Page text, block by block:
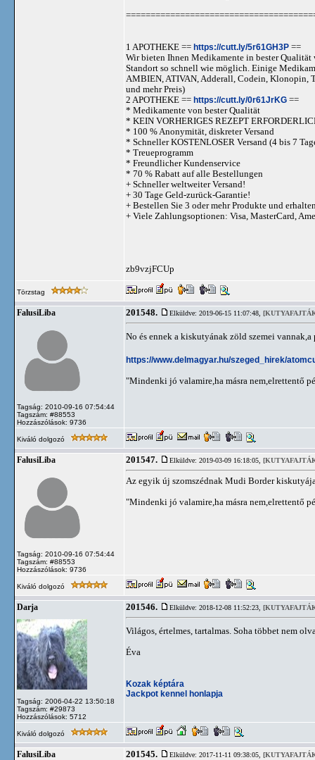
1 APOTHEKE == https://cutt.ly/5r61GH3P ==
Wir bieten Ihnen Medikamente in bester
Standort so schnell wie möglich. Einige
AMBIEN, ATIVAN, Adderall, Codein, Klonopin,
und mehr Preis)
2 APOTHEKE == https://cutt.ly/0r61JrKG ==
* Medikamente von bester Qualität
* KEIN VORHERIGES REZEPT
* 100 % Anonymität, diskreter Versand
* Schneller KOSTENLOSER Versand (4 bis 7
* Treueprogramm
* Freundlicher Kundenservice
* 70 % Rabatt auf alle Bestellungen
+ Schneller weltweiter Versand!
+ 30 Tage Geld-zurück-Garantie!
+ Bestellen Sie 3 oder mehr Produkte und
+ Viele Zahlungsoptionen: Visa, MasterCard,
zb9vzjFCUp
Törzstag
FalusiLiba
Tagság: 2010-09-16 07:54:44
Tagszám: #88553
Hozzászólások: 9736
201548. Elküldve: 2019-06-15 11:07:48,
No és ennek a kiskutyának zöld szemei
https://www.delmagyar.hu/szeged_hirek/
"Mindenki jó valamire,ha másra nem,elrettentő
Kiváló dolgozó
FalusiLiba
Tagság: 2010-09-16 07:54:44
Tagszám: #88553
Hozzászólások: 9736
201547. Elküldve: 2019-03-09 16:18:05,
Az egyik új szomszédnak Mudi Border
"Mindenki jó valamire,ha másra nem,elrettentő
Kiváló dolgozó
Darja
Tagság: 2006-04-22 13:50:18
Tagszám: #29873
Hozzászólások: 5712
201546. Elküldve: 2018-12-08 11:52:23,
Világos, értelmes, tartalmas. Soha többet nem
Éva
Kozak képtára
Jackpot kennel honlapja
Kiváló dolgozó
FalusiLiba 201545. Elküldve: 2017-11-11 09:38:05,